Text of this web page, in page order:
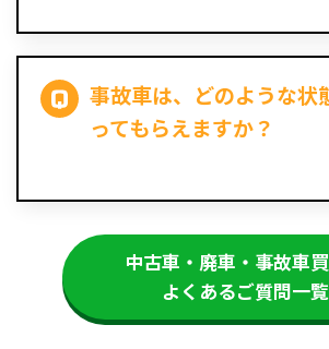
事故車は、どのような状
ってもらえますか？
中古車・廃車・事故車
よくあるご質問一覧